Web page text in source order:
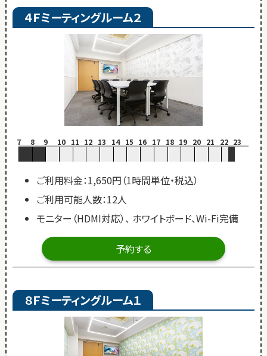
４Ｆミーティングルーム２
7 8 9 10 11 12 13 14 15 16 17 18 19 20 21 22 23
ご利用料金：1,650円（1時間単位・税込）
ご利用可能人数：12人
モニター（HDMI対応）、 ホワイトボード、Wi-Fi完備
予約する
８Ｆミーティングルーム１